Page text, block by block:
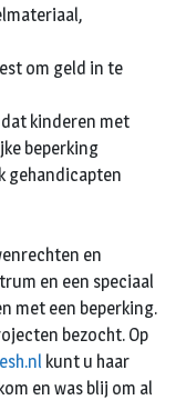
om geld in te
kinderen met
beperking
gehandicapten
en
en een speciaal
met een beperking.
bezocht. Op
kunt u haar
en was blij om al